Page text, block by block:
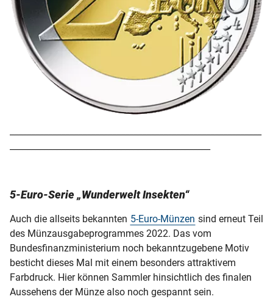
5-Euro-Serie „Wunderwelt Insekten“
Auch die allseits bekannten 5-Euro-Münzen sind erneut Teil
des Münzausgabeprogrammes 2022. Das vom
Bundesfinanzministerium noch bekanntzugebene Motiv
besticht dieses Mal mit einem besonders attraktivem
Farbdruck. Hier können Sammler hinsichtlich des finalen
Aussehens der Münze also noch gespannt sein.